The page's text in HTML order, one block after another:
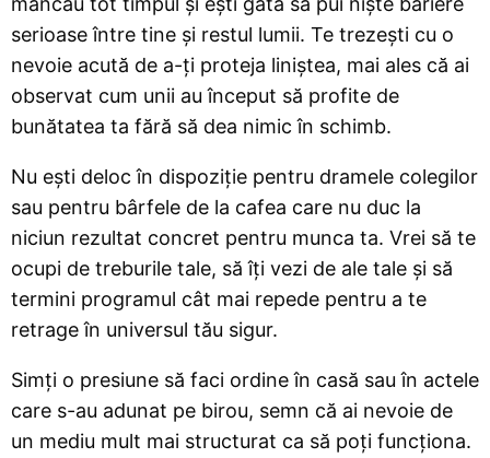
serioase între tine și restul lumii. Te trezești cu o
nevoie acută de a-ți proteja liniștea, mai ales că ai
observat cum unii au început să profite de
bunătatea ta fără să dea nimic în schimb.
Nu ești deloc în dispoziție pentru dramele colegilor
sau pentru bârfele de la cafea care nu duc la
niciun rezultat concret pentru munca ta. Vrei să te
ocupi de treburile tale, să îți vezi de ale tale și să
termini programul cât mai repede pentru a te
retrage în universul tău sigur.
Simți o presiune să faci ordine în casă sau în actele
care s-au adunat pe birou, semn că ai nevoie de
un mediu mult mai structurat ca să poți funcționa.